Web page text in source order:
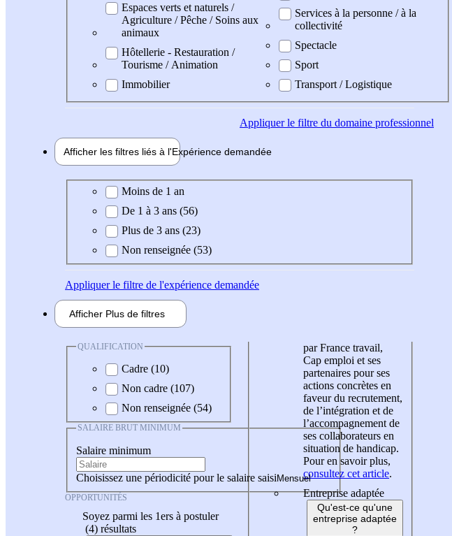
Espaces verts et naturels /
Agriculture / Pêche / Soins aux
animaux
Hôtellerie - Restauration /
Tourisme / Animation
Immobilier
Services à la personne / à la
collectivité
Spectacle
Sport
Transport / Logistique
Appliquerle filtre du domaine professionnel
Afficher les filtres liés à l'Expérience demandée
Expérience demandée
Moins de 1 an
De 1 à 3 ans (56)
Plus de 3 ans (23)
Non renseignée (53)
Appliquerle filtre de l'expérience demandée
Afficher Plus de filtres
QUALIFICATION
Cadre (10)
Non cadre (107)
Non renseignée (54)
SALAIRE BRUT MINIMUM
Salaire minimum
Choisissez une périodicité pour le salaire saisi
OPPORTUNITÉS
Soyez parmi les 1ers à postuler
(4) résultats
par France travail,
Cap emploi et ses
partenaires pour ses
actions concrètes en
faveur du recrutement,
de l’intégration et de
l’accompagnement de
ses collaborateurs en
situation de handicap.
Pour en savoir plus,
consultez cet article.
Entreprise adaptée
Qu'est-ce qu'une
entreprise adaptée
?